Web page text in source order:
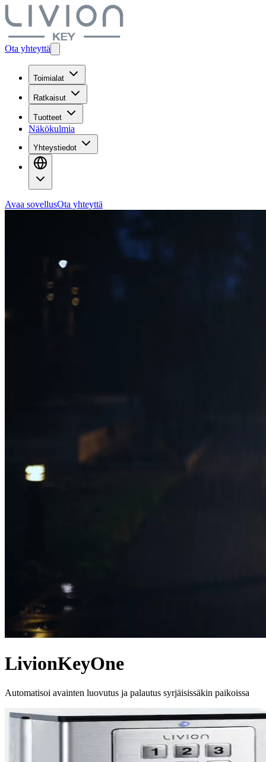
Ota yhteyttä
Toimialat
Ratkaisut
Tuotteet
Näkökulmia
Yhteystiedot
Avaa sovellusOta yhteyttä
LivionKeyOne
Automatisoi avainten luovutus ja palautus syrjäisissäkin paikoissa